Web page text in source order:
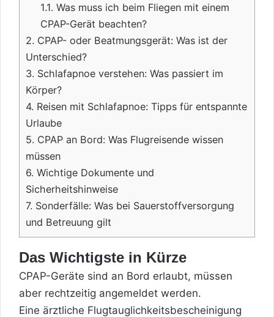
1.1. Was muss ich beim Fliegen mit einem
CPAP-Gerät beachten?
2. CPAP- oder Beatmungsgerät: Was ist der
Unterschied?
3. Schlafapnoe verstehen: Was passiert im
Körper?
4. Reisen mit Schlafapnoe: Tipps für entspannte
Urlaube
5. CPAP an Bord: Was Flugreisende wissen
müssen
6. Wichtige Dokumente und
Sicherheitshinweise
7. Sonderfälle: Was bei Sauerstoffversorgung
und Betreuung gilt
Das Wichtigste in Kürze
CPAP-Geräte sind an Bord erlaubt, müssen
aber rechtzeitig angemeldet werden.
Eine ärztliche Flugtauglichkeitsbescheinigung